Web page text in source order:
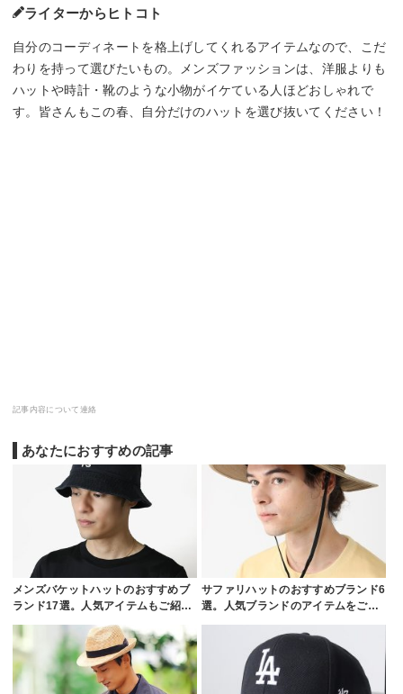
ライターからヒトコト
自分のコーディネートを格上げしてくれるアイテムなので、こだ
わりを持って選びたいもの。メンズファッションは、洋服よりも
ハットや時計・靴のような小物がイケている人ほどおしゃれで
す。皆さんもこの春、自分だけのハットを選び抜いてください！
記事内容について連絡
あなたにおすすめの記事
メンズバケットハットのおすすめブ
ランド17選。人気アイテムもご紹…
サファリハットのおすすめブランド6
選。人気ブランドのアイテムをご…